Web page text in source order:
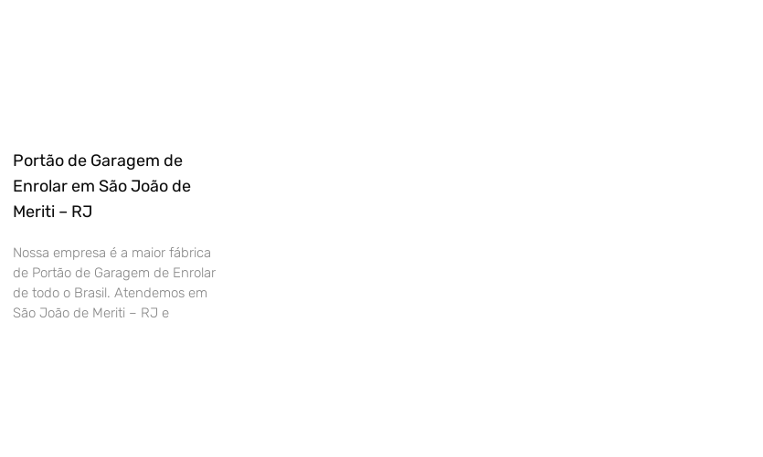
Portão de Garagem de
Enrolar em São João de
Meriti – RJ
Nossa empresa é a maior fábrica
de Portão de Garagem de Enrolar
de todo o Brasil. Atendemos em
São João de Meriti – RJ e